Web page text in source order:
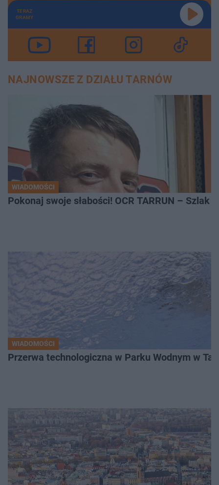
TERAZ
GRAMY
NAJNOWSZE Z DZIAŁU TARNÓW
WIADOMOŚCI
Pokonaj swoje słabości! OCR TARRUN – Szlak
WIADOMOŚCI
Przerwa technologiczna w Parku Wodnym w